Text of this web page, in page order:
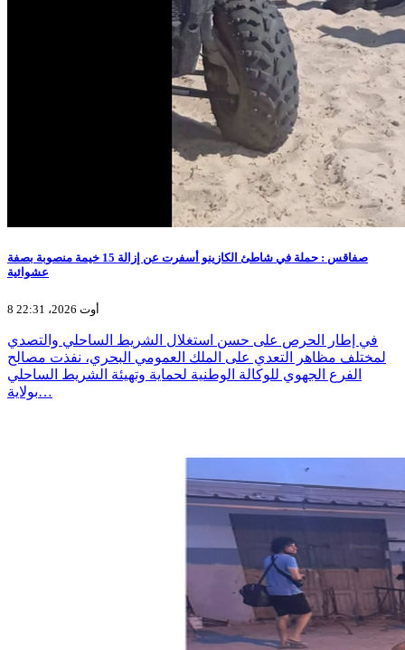
صفاقس : حملة في شاطئ الكازينو أسفرت عن إزالة 15 خيمة منصوبة بصفة
عشوائية
8 أوت 2026، 22:31
في إطار الحرص على حسن استغلال الشريط الساحلي والتصدي
لمختلف مظاهر التعدي على الملك العمومي البحري، نفذت مصالح
الفرع الجهوي للوكالة الوطنية لحماية وتهيئة الشريط الساحلي
بولاية…